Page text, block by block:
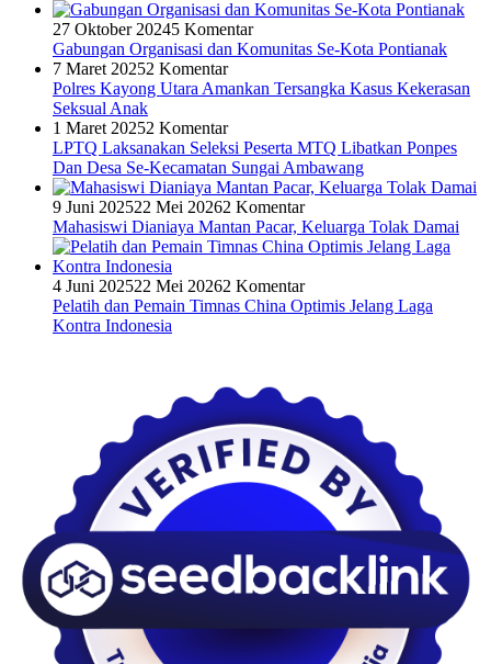
27 Oktober 20245 Komentar
Gabungan Organisasi dan Komunitas Se-Kota Pontianak
7 Maret 20252 Komentar
Polres Kayong Utara Amankan Tersangka Kasus Kekerasan
Seksual Anak
1 Maret 20252 Komentar
LPTQ Laksanakan Seleksi Peserta MTQ Libatkan Ponpes
Dan Desa Se-Kecamatan Sungai Ambawang
9 Juni 202522 Mei 20262 Komentar
Mahasiswi Dianiaya Mantan Pacar, Keluarga Tolak Damai
4 Juni 202522 Mei 20262 Komentar
Pelatih dan Pemain Timnas China Optimis Jelang Laga
Kontra Indonesia